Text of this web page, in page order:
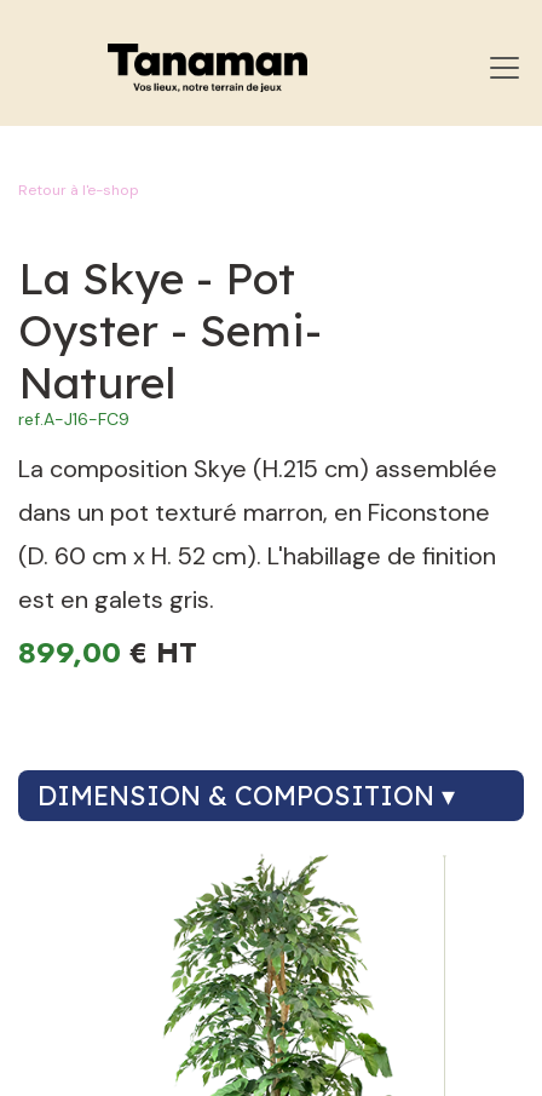
Retour à l'e-shop
La Skye - Pot
Oyster - Semi-
Naturel
ref.A-J16-FC9
La composition Skye (H.215 cm) assemblée
dans un pot texturé marron, en Ficonstone
(D. 60 cm x H. 52 cm). L'habillage de finition
est en galets gris.
899,00 €
DIMENSION & COMPOSITION ▾